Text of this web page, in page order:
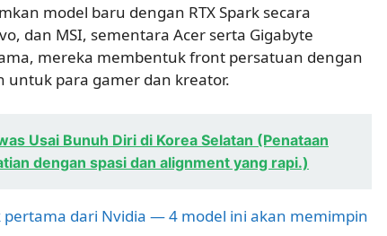
model baru dengan RTX Spark secara
dan MSI, sementara Acer serta Gigabyte
mereka membentuk front persatuan dengan
untuk para gamer dan kreator.
Usai Bunuh Diri di Korea Selatan (Penataan
dengan spasi dan alignment yang rapi.)
pertama dari Nvidia — 4 model ini akan memimpin